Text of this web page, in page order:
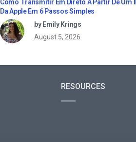
Como Transmitir Em Direto A Partir De Um
Da Apple Em 6 Passos Simples
by Emily Krings
August 5, 2026
RESOURCES